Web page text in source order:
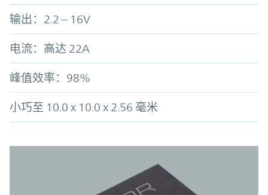
输出：2.2 – 16V
电流：高达 22A
峰值效率： 98%
小巧至 10.0 x 10.0 x 2.56 毫米